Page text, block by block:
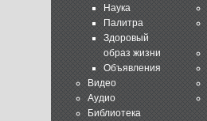
Наука
Палитра
Здоровый
образ жизни
Объявления
Видео
Аудио
Библиотека